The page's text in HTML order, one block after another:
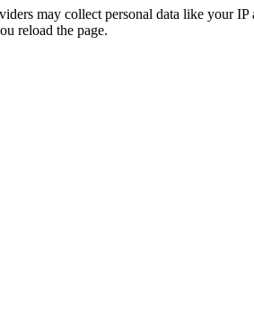
may collect personal data like your
reload the page.